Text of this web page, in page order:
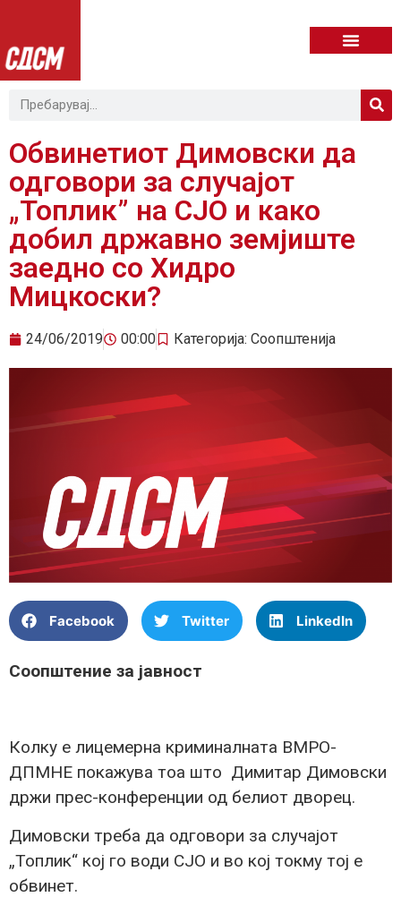
Обвинетиот Димовски да
одговори за случајот
„Топлик” на СЈО и како
добил државно земјиште
заедно со Хидро
Мицкоски?
24/06/2019 00:00 Категорија: Соопштенија
Facebook Twitter LinkedIn
Соопштение за јавност
Колку е лицемерна криминалната ВМРО-
ДПМНЕ покажува тоа што Димитар Димовски
држи прес-конференции од белиот дворец.
Димовски треба да одговори за случајот
„Топлик“ кој го води СЈО и во кој токму тој е
обвинет.